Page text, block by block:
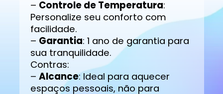
– Controle de Temperatura:
Personalize seu conforto com
facilidade.
– Garantia: 1 ano de garantia para
sua tranquilidade.
Contras:
– Alcance: Ideal para aquecer
espaços pessoais, não para